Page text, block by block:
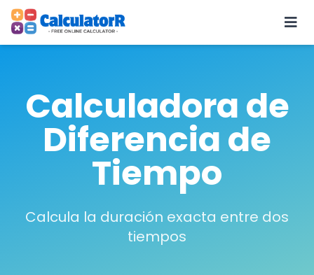
Calculadora de
Diferencia de
Tiempo
Calcula la duración exacta entre dos
tiempos